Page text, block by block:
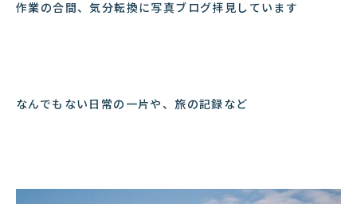
作業の合間、気分転換に写真ブログ拝見しています
なんでもない日常の一片や、旅の記録など